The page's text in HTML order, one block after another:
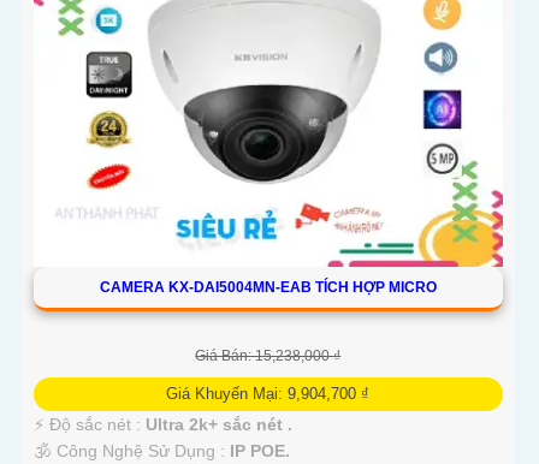
CAMERA KX-DAI5004MN-EAB TÍCH HỢP MICRO
Giá Bán: 15,238,000 ₫
Giá Khuyến Mại: 9,904,700 ₫
️⚡ Độ sắc nét : Ultra 2k+ sắc nét .
🕉️ Công Nghệ Sử Dụng : IP POE.